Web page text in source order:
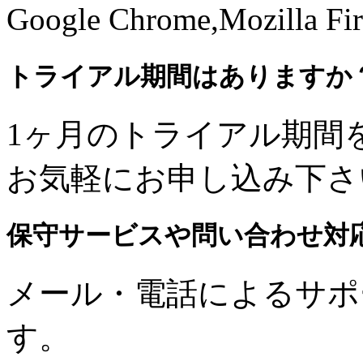
Google Chrome,Mozilla
トライアル期間はありますか
1ヶ月のトライアル期間
お気軽にお申し込み下
保守サービスや問い合わせ対
メール・電話によるサ
す。